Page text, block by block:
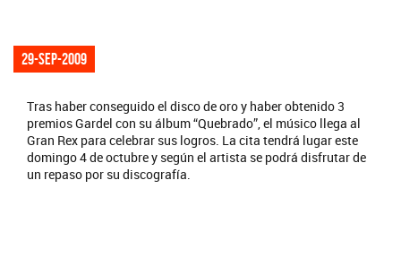
29-sep-2009
Tras haber conseguido el disco de oro y haber obtenido 3
premios Gardel con su álbum “Quebrado”, el músico llega al
Gran Rex para celebrar sus logros. La cita tendrá lugar este
domingo 4 de octubre y según el artista se podrá disfrutar de
un repaso por su discografía.